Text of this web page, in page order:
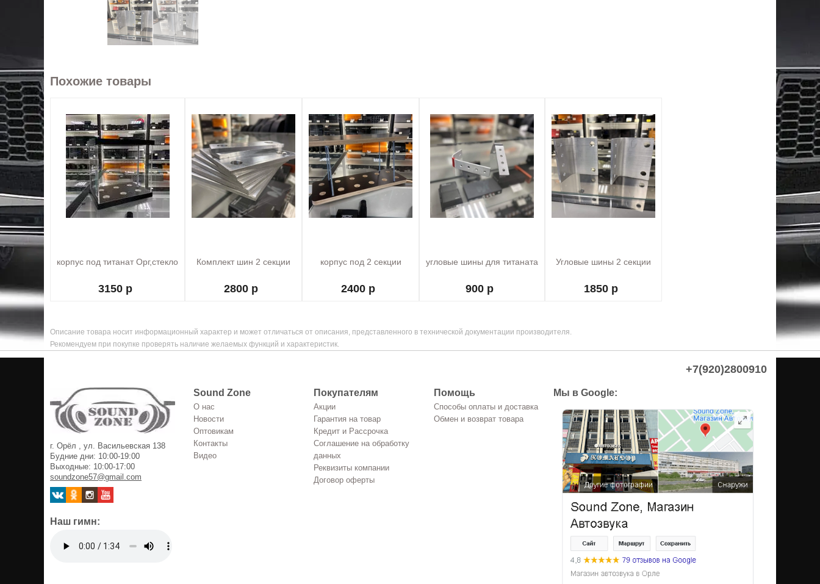
Похожие товары
корпус под титанат Орг,стекло
3150 р
Комплект шин 2 секции
2800 р
корпус под 2 секции
2400 р
угловые шины для титаната
900 р
Угловые шины 2 секции
1850 р
Описание товара носит информационный характер и может отличаться от описания, представленного в технической документации производителя.
Рекомендуем при покупке проверять наличие желаемых функций и характеристик.
+7(920)2800910
г. Орёл , ул. Васильевская 138
Будние дни: 10:00-19:00
Выходные: 10:00-17:00
soundzone57@gmail.com
Наш гимн:
Sound Zone
О нас
Новости
Оптовикам
Контакты
Видео
Покупателям
Акции
Гарантия на товар
Кредит и Рассрочка
Соглашение на обработку
данных
Реквизиты компании
Договор оферты
Помощь
Способы оплаты и доставка
Обмен и возврат товара
Мы в Google: